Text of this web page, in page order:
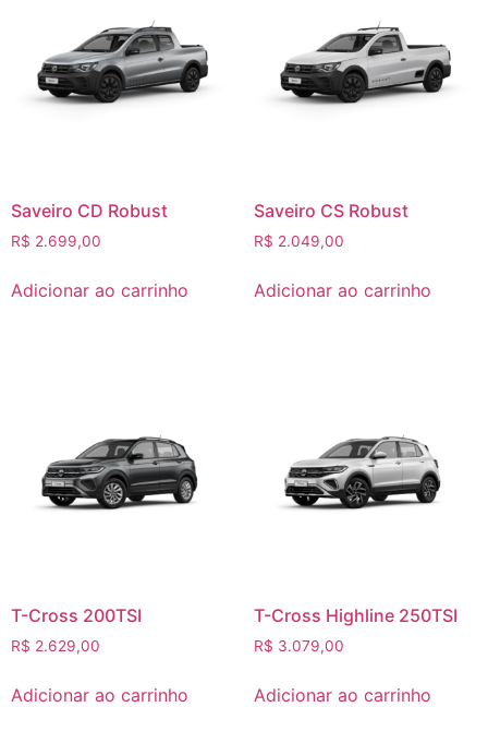
Saveiro CD Robust
R$ 2.699,00
Adicionar ao carrinho
Saveiro CS Robust
R$ 2.049,00
Adicionar ao carrinho
T-Cross 200TSI
R$ 2.629,00
Adicionar ao carrinho
T-Cross Highline 250TSI
R$ 3.079,00
Adicionar ao carrinho